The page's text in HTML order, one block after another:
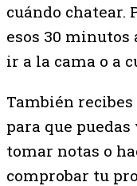
cuándo chatear.
esos 30 minutos
ir a la cama o a
También
para que
tomar notas o
comprobar tu